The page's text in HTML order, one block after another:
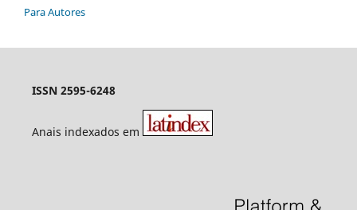
Para Autores
ISSN 2595-6248
Anais indexados em